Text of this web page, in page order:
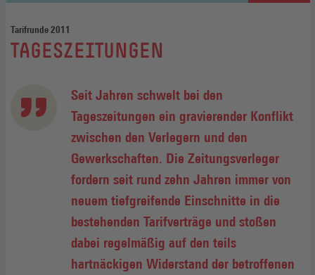
Tarifrunde 2011
:
TAGESZEITUNGEN
Seit Jahren schwelt bei den
Tageszeitungen ein gravierender Konflikt
zwischen den Verlegern und den
Gewerkschaften. Die Zeitungsverleger
fordern seit rund zehn Jahren immer von
neuem tiefgreifende Einschnitte in die
bestehenden Tarifverträge und stoßen
dabei regelmäßig auf den teils
hartnäckigen Widerstand der betroffenen